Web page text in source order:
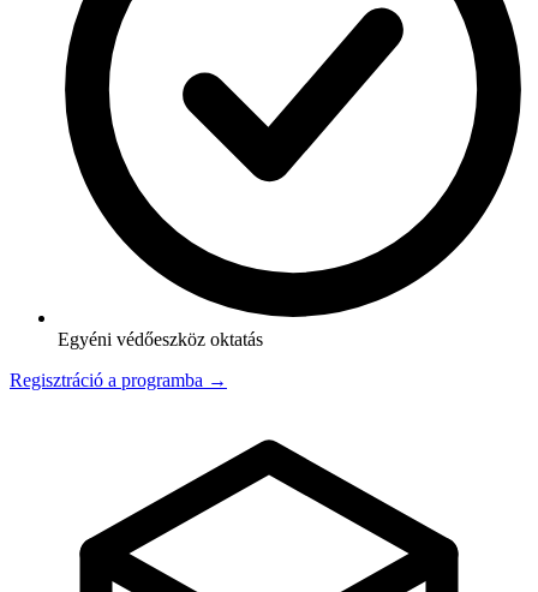
Egyéni védőeszköz oktatás
Regisztráció a programba →